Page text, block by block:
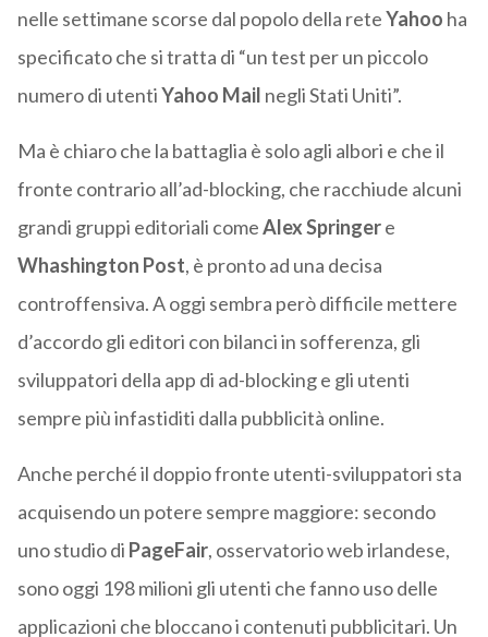
nelle settimane scorse dal popolo della reteYahoo ha
specificato che si tratta di “un test per un piccolo
numero di utentiYahoo Mail negli Stati Uniti”.
Ma è chiaro che la battaglia è solo agli albori e che il
fronte contrario all’ad-blocking, che racchiude alcuni
grandi gruppi editoriali comeAlexSpringere
Whashington Post, è pronto ad una decisa
controffensiva. A oggi sembra però difficile mettere
d’accordo gli editori con bilanci in sofferenza, gli
sviluppatori della app di ad-blocking e gli utenti
sempre più infastiditi dalla pubblicità online.
Anche perché il doppio fronte utenti-sviluppatori sta
acquisendo un potere sempre maggiore: secondo
uno studio di PageFair, osservatorio web irlandese,
sono oggi 198 milioni gli utenti che fanno uso delle
applicazioni che bloccano i contenuti pubblicitari. Un